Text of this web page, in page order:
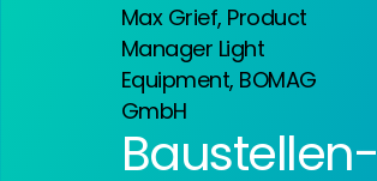
Max Grief, Product
Manager Light
Equipment, BOMAG
GmbH
Baustellen­